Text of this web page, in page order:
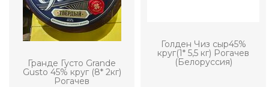
Гранде Густо Grande
Gusto 45% круг (8* 2кг)
Рогачев
Голден Чиз сыр45%
круг(1* 5,5 кг) Рогачев
(Белоруссия)